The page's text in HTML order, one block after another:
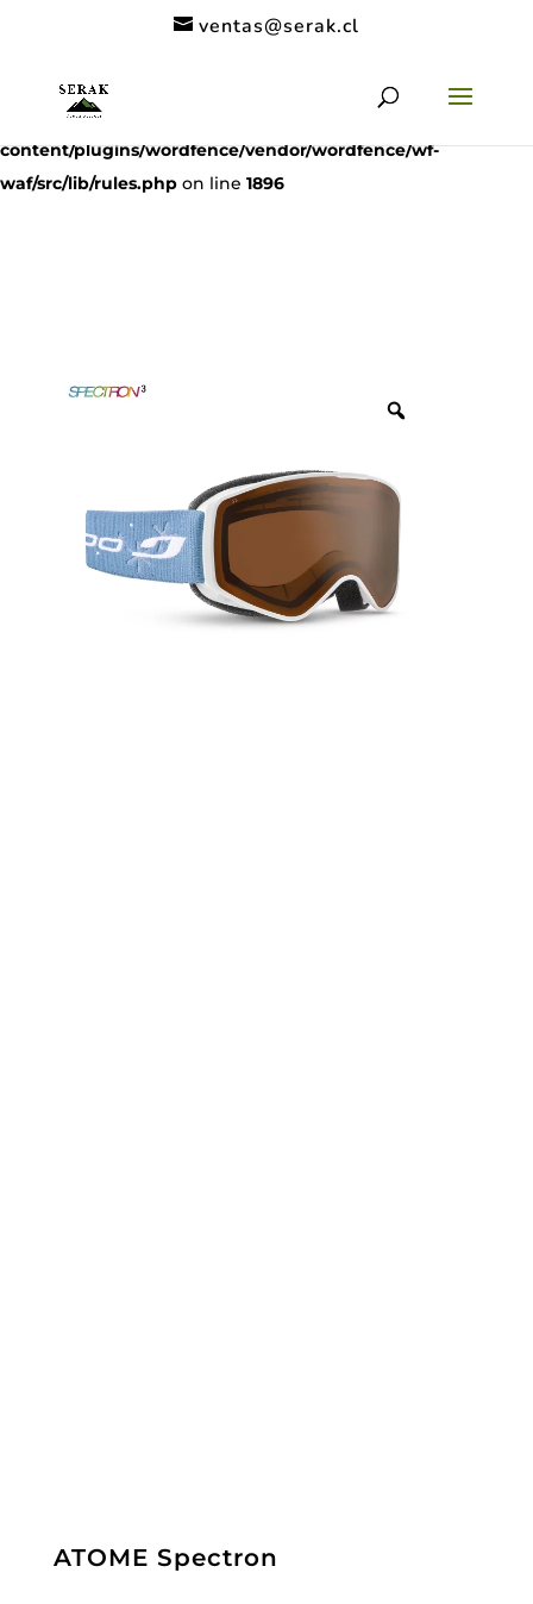
($subject) of type array|string is deprecated in
/home/clients/11c6de9a53a49962a9f838dac1be5068/serak.cl/
content/plugins/wordfence/vendor/wordfence/wf-
waf/src/lib/rules.php on line 1896
ventas@serak.cl
ATOME Spectron